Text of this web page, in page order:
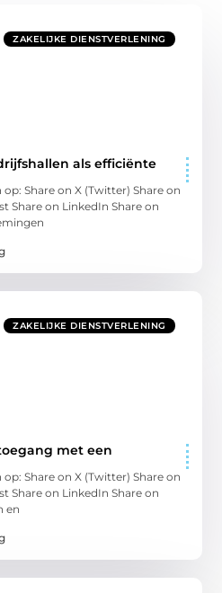
ZAKELIJKE DIENSTVERLENING
als efficiënte
Share on X (Twitter) Share on
Share on LinkedIn Share on
ZAKELIJKE DIENSTVERLENING
met een
Share on X (Twitter) Share on
Share on LinkedIn Share on
en